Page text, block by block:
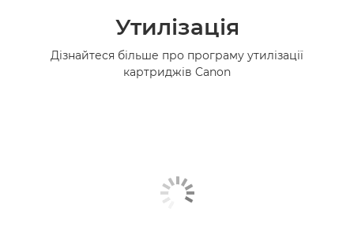
Утилізація
Дізнайтеся більше про програму утилізації
картриджів Canon